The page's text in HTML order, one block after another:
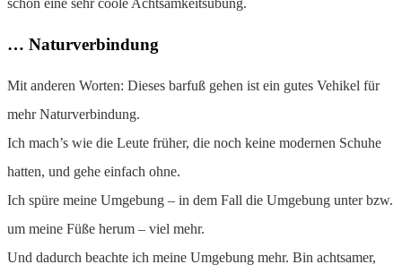
schon eine sehr coole Achtsamkeitsübung.
… Naturverbindung
Mit anderen Worten: Dieses barfuß gehen ist ein gutes Vehikel für
mehr Naturverbindung.
Ich mach’s wie die Leute früher, die noch keine modernen Schuhe
hatten, und gehe einfach ohne.
Ich spüre meine Umgebung – in dem Fall die Umgebung unter bzw.
um meine Füße herum – viel mehr.
Und dadurch beachte ich meine Umgebung mehr. Bin achtsamer,